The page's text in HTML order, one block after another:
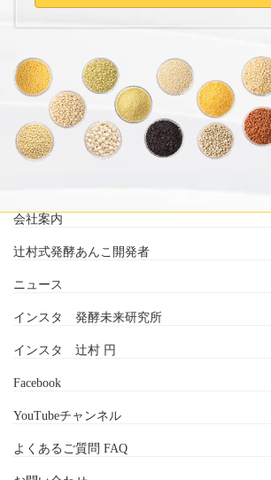
会社案内
辻村式発酵あんこ開発者
ニュース
インスタ 発酵未来研究所
インスタ 辻村 円
Facebook
YouTubeチャンネル
よくあるご質問 FAQ